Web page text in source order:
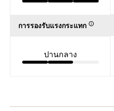
การรองรับแรงกระแทก
ปานกลาง